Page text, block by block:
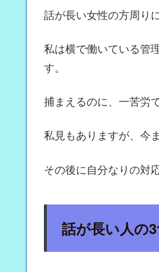
話が長い女性の方周り
私は横で働いている管
す。
捕まえるのに、一苦労で
私見もありますが、今
その後に自分なりの対
話が長い人の